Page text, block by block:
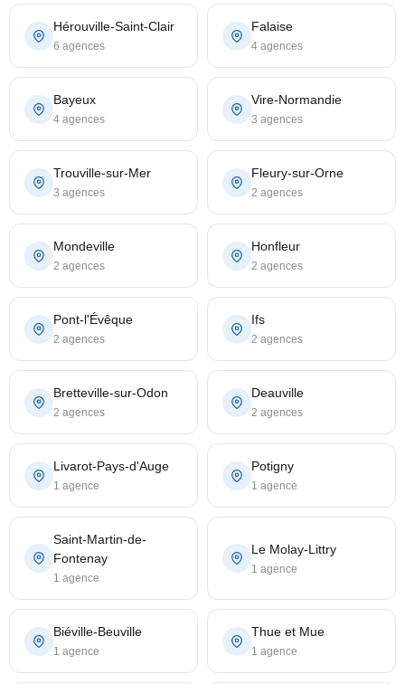
Hérouville-Saint-Clair
6 agences
Falaise
4 agences
Bayeux
4 agences
Vire-Normandie
3 agences
Trouville-sur-Mer
3 agences
Fleury-sur-Orne
2 agences
Mondeville
2 agences
Honfleur
2 agences
Pont-l'Évêque
2 agences
Ifs
2 agences
Bretteville-sur-Odon
2 agences
Deauville
2 agences
Livarot-Pays-d'Auge
1 agence
Potigny
1 agence
Saint-Martin-de-
Fontenay
1 agence
Le Molay-Littry
1 agence
Biéville-Beuville
1 agence
Thue et Mue
1 agence